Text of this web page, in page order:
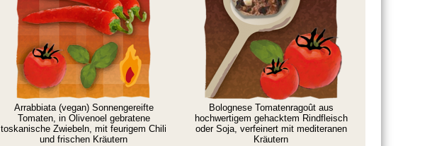
Arrabbiata (vegan) Sonnengereifte
Tomaten, in Olivenoel gebratene
toskanische Zwiebeln, mit feurigem Chili
und frischen Kräutern
Bolognese Tomatenragoût aus
hochwertigem gehacktem Rindfleisch
oder Soja, verfeinert mit mediteranen
Kräutern